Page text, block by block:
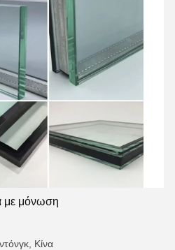
με μόνωση
Κίνα